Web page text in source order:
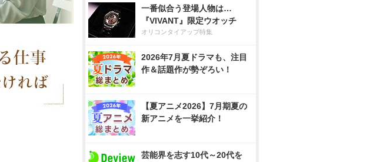
一番似合う登場人物は…
『VIVANT』限定ウオッチ
オリコンタイアップ特集
2026年7月夏ドラマも、注目
作＆話題作が勢ぞろい！
【夏アニメ2026】7月期夏の
新アニメを一挙紹介！
芸能界を志す10代～20代を